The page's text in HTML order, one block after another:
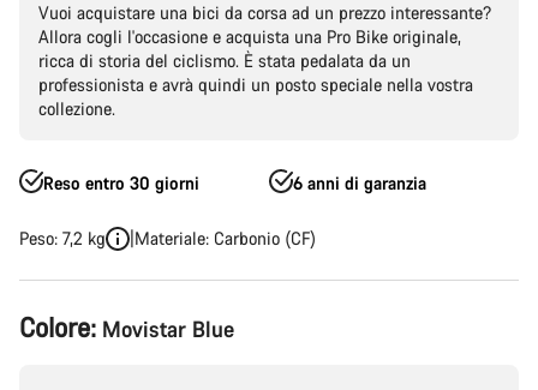
Vuoi acquistare una bici da corsa ad un prezzo interessante?
Allora cogli l'occasione e acquista una Pro Bike originale,
ricca di storia del ciclismo. È stata pedalata da un
professionista e avrà quindi un posto speciale nella vostra
collezione.
Reso entro 30 giorni 6 anni di garanzia
Peso: 7,2 kg Materiale: Carbonio (CF)
Configurazione
del
Colore: Movistar Blue